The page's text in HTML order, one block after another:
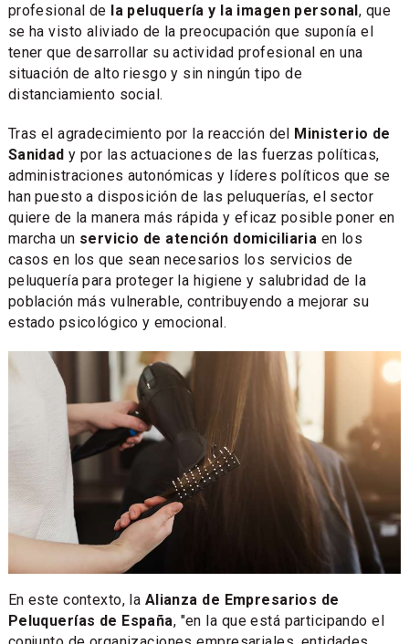
profesional de la peluquería y la imagen personal , que
se ha visto aliviado de la preocupación que suponía el
tener que desarrollar su actividad profesional en una
situación de alto riesgo y sin ningún tipo de
distanciamiento social.
Tras el agradecimiento por la reacción del
Ministerio de
Sanidad y por las actuaciones de las fuerzas políticas,
administraciones autonómicas y líderes políticos que se
han puesto a disposición de las peluquerías, el sector
quiere de la manera más rápida y eficaz posible poner en
marcha un servicio de atención domiciliaria en los
casos en los que sean necesarios los servicios de
peluquería para proteger la higiene y salubridad de la
población más vulnerable, contribuyendo a mejorar su
estado psicológico y emocional.
En este contexto, la Alianza de Empresarios de
Peluquerías de España, "en la que está participando el